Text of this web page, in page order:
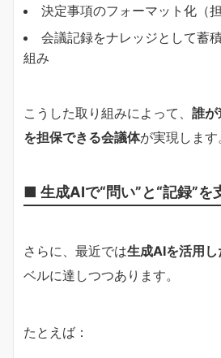
決定事項のフォーマット化（
会議記録をナレッジとして蓄
組み
こうした取り組みによって、 誰が
を担保できる会議体が実現します
■ 生成AIで“問い”と“記録”を
さらに、最近では生成AIを活用
ベルに達しつつあります。
たとえば：